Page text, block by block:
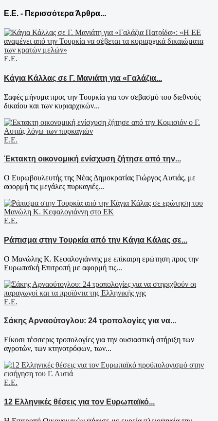
Ε.Ε. - Περισσότερα Άρθρα...
Ε.Ε.
Κάγια Κάλλας σε Γ. Μανιάτη για «Γαλάζια...
Σαφές μήνυμα προς την Τουρκία για τον σεβασμό του διεθνούς
δικαίου και των κυριαρχικών...
Ε.Ε.
Έκτακτη οικονομική ενίσχυση ζήτησε από την...
Ο Ευρωβουλευτής της Νέας Δημοκρατίας Γιώργος Αυτιάς, με
αφορμή τις μεγάλες πυρκαγιές...
Ε.Ε.
Ράπισμα στην Τουρκία από την Κάγια Κάλας σε...
Ο Μανώλης Κ. Κεφαλογιάννης με επίκαιρη ερώτηση προς την
Ευρωπαϊκή Επιτροπή με αφορμή τις...
Ε.Ε.
Σάκης Αρναούτογλου: 24 τροπολογίες για να...
Είκοσι τέσσερις τροπολογίες για την ουσιαστική στήριξη των
αγροτών, των κτηνοτρόφων, των...
Ε.Ε.
12 Ελληνικές θέσεις για τον Ευρωπαϊκό...